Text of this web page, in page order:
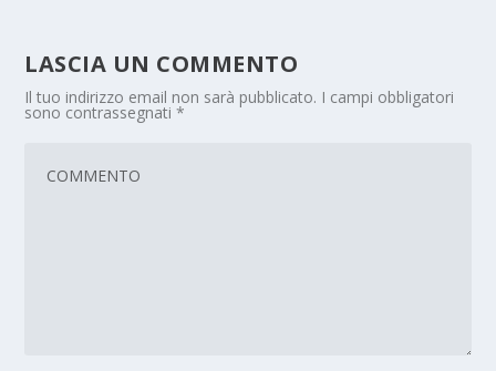
LASCIA UN COMMENTO
Il tuo indirizzo email non sarà pubblicato. I campi obbligatori
sono contrassegnati*